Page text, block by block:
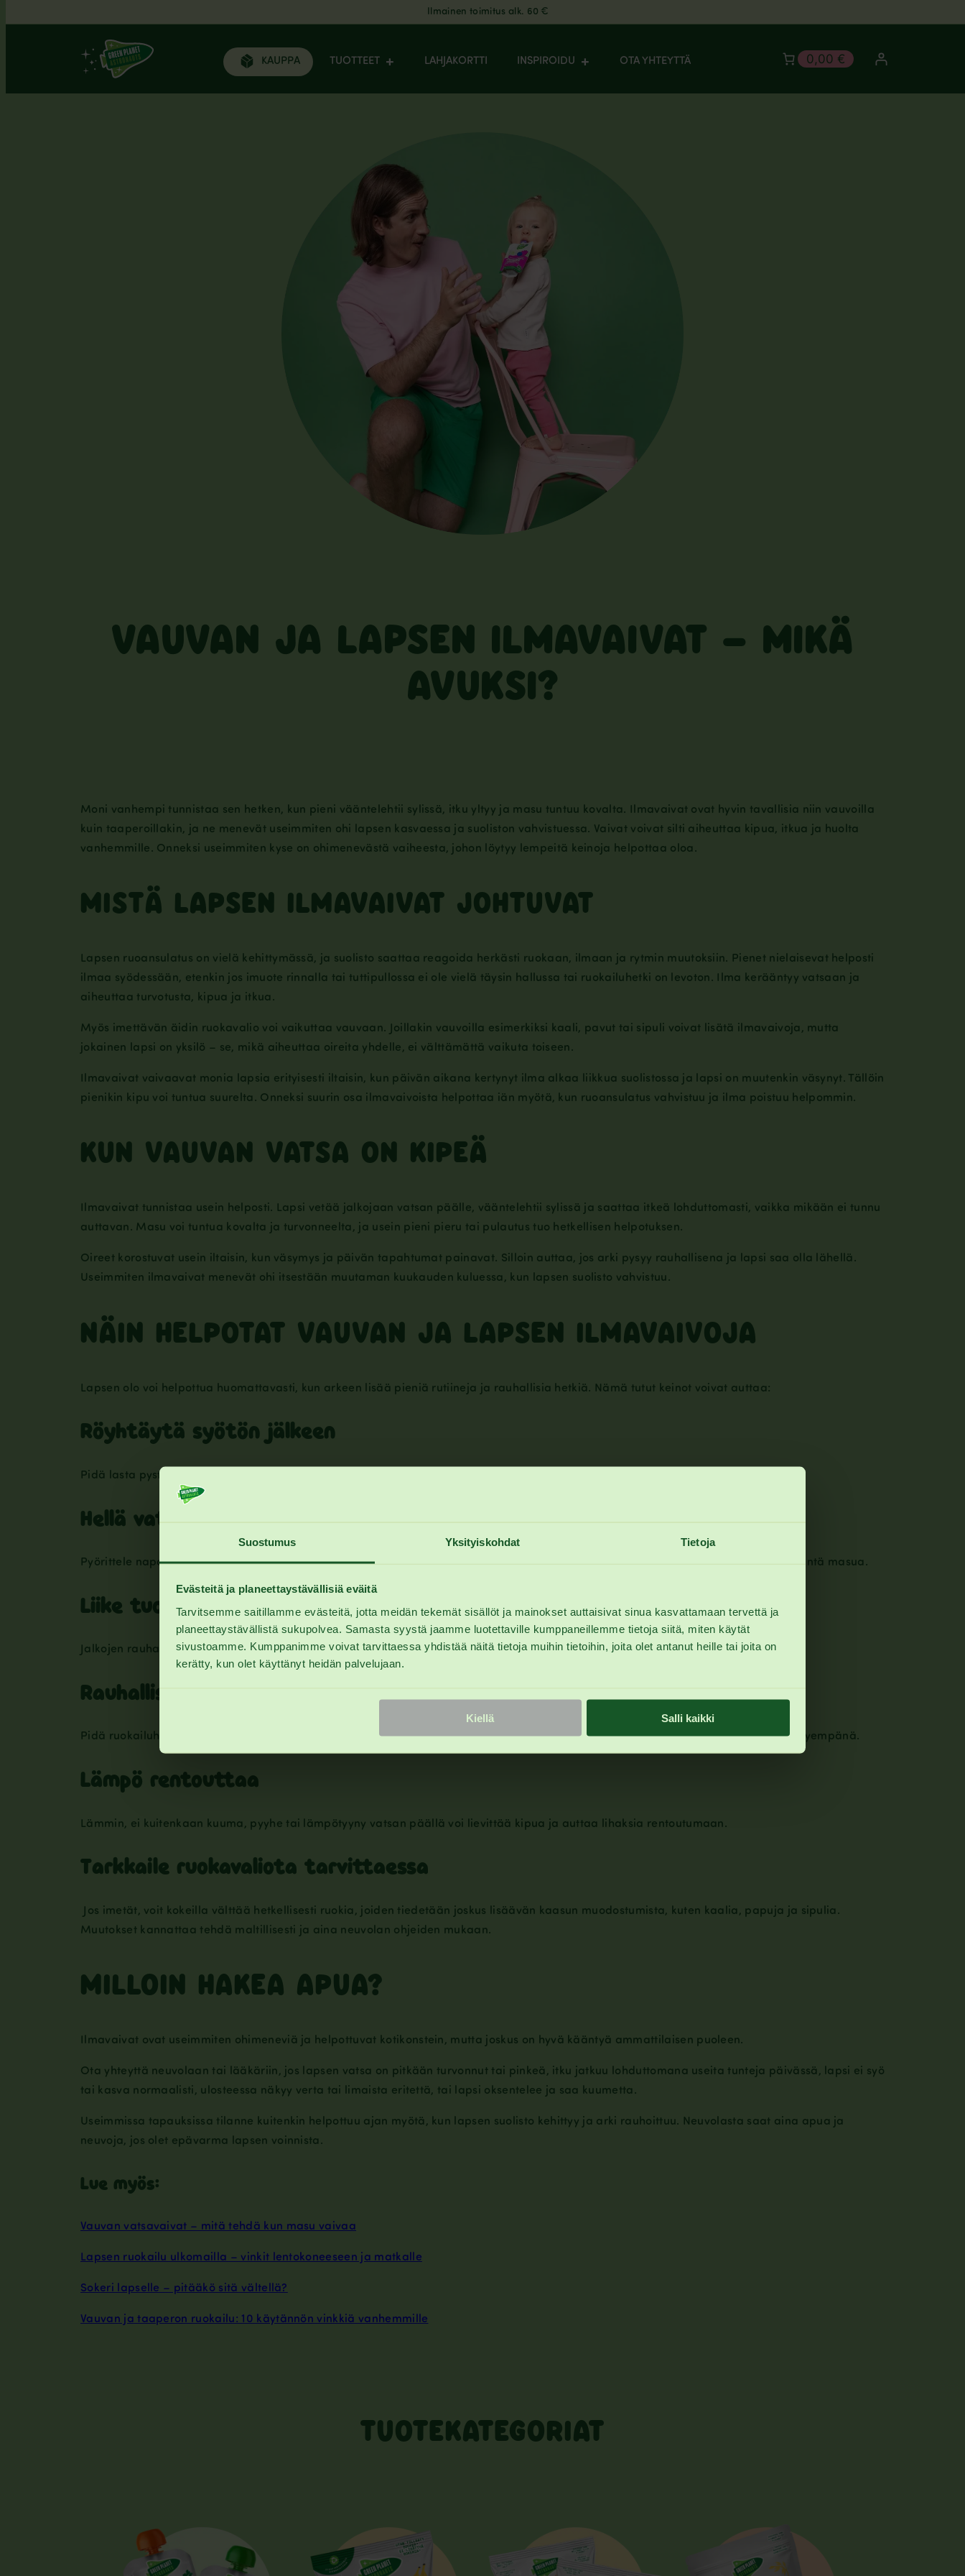
Suostumus Yksityiskohdat Tietoja
Evästeitä ja planeettaystävällisiä eväitä
Tarvitsemme saitillamme evästeitä, jotta meidän tekemät sisällöt ja mainokset auttaisivat sinua kasvattamaan tervettä ja
planeettaystävällistä sukupolvea. Samasta syystä jaamme luotettaville kumppaneillemme tietoja siitä, miten käytät
sivustoamme. Kumppanimme voivat tarvittaessa yhdistää näitä tietoja muihin tietoihin, joita olet antanut heille tai joita on
kerätty, kun olet käyttänyt heidän palvelujaan.
Kiellä Salli kaikki
Ilmainen toimitus alk. 60 €
KAUPPA TUOTTEET LAHJAKORTTI INSPIROIDU OTA YHTEYTTÄ 0,00 €
VAUVAN JA LAPSEN ILMAVAIVAT – MIKÄ
AVUKSI?
Moni vanhempi tunnistaa sen hetken, kun pieni vääntelehtii sylissä, itku yltyy ja masu tuntuu kovalta. Ilmavaivat ovat hyvin tavallisia niin vauvoilla
kuin taaperoillakin, ja ne menevät useimmiten ohi lapsen kasvaessa ja suoliston vahvistuessa. Vaivat voivat silti aiheuttaa kipua, itkua ja huolta
vanhemmille. Onneksi useimmiten kyse on ohimenevästä vaiheesta, johon löytyy lempeitä keinoja helpottaa oloa.
MISTÄ LAPSEN ILMAVAIVAT JOHTUVAT
Lapsen ruoansulatus on vielä kehittymässä, ja suolisto saattaa reagoida herkästi ruokaan, ilmaan ja rytmin muutoksiin. Pienet nielaisevat helposti
ilmaa syödessään, etenkin jos imuote rinnalla tai tuttipullossa ei ole vielä täysin hallussa tai ruokailuhetki on levoton. Ilma kerääntyy vatsaan ja
aiheuttaa turvotusta, kipua ja itkua.
Myös imettävän äidin ruokavalio voi vaikuttaa vauvaan. Joillakin vauvoilla esimerkiksi kaali, pavut tai sipuli voivat lisätä ilmavaivoja, mutta
jokainen lapsi on yksilö – se, mikä aiheuttaa oireita yhdelle, ei välttämättä vaikuta toiseen.
Ilmavaivat vaivaavat monia lapsia erityisesti iltaisin, kun päivän aikana kertynyt ilma alkaa liikkua suolistossa ja lapsi on muutenkin väsynyt. Tällöin
pienikin kipu voi tuntua suurelta. Onneksi suurin osa ilmavaivoista helpottaa iän myötä, kun ruoansulatus vahvistuu ja ilma poistuu helpommin.
KUN VAUVAN VATSA ON KIPEÄ
Ilmavaivat tunnistaa usein helposti. Lapsi vetää jalkojaan vatsan päälle, vääntelehtii sylissä ja saattaa itkeä lohduttomasti, vaikka mikään ei tunnu
auttavan. Masu voi tuntua kovalta ja turvonneelta, ja usein pieni pieru tai pulautus tuo hetkellisen helpotuksen.
Oireet korostuvat usein iltaisin, kun väsymys ja päivän tapahtumat painavat. Silloin auttaa, jos arki pysyy rauhallisena ja lapsi saa olla lähellä.
Useimmiten ilmavaivat menevät ohi itsestään muutaman kuukauden kuluessa, kun lapsen suolisto vahvistuu.
NÄIN HELPOTAT VAUVAN JA LAPSEN ILMAVAIVOJA
Lapsen olo voi helpottua huomattavasti, kun arkeen lisää pieniä rutiineja ja rauhallisia hetkiä. Nämä tutut keinot voivat auttaa:
Röyhtäytä syötön jälkeen
Pidä lasta pystyasennossa ja taputtele varovasti selkää. Kun ilma pääsee pois, se ei jää aiheuttamaan kipua.
Hellä vatsahieronta
Pyörittele napaa ympäröivää aluetta myötäpäivään muutaman minuutin ajan. Hieronta auttaa kaasujen liikkumista ja rentouttaa pientä masua.
Liike tuo helpotusta
Jalkojen rauhallinen “pyöräilyliike” voi auttaa suolta toimimaan ja lievittää turvotusta.
Rauhalliset ruokailuhetket
Pidä ruokailuhetket kiireettöminä ja häiriöttöminä. Kun vauva tai taapero syö rauhassa, hän nielee vähemmän ilmaa ja olo pysyy kevyempänä.
Lämpö rentouttaa
Lämmin, ei kuitenkaan kuuma, pyyhe tai lämpötyyny vatsan päällä voi lievittää kipua ja auttaa lihaksia rentoutumaan.
Tarkkaile ruokavaliota tarvittaessa
Jos imetät, voit kokeilla välttää hetkellisesti ruokia, joiden tiedetään joskus lisäävän kaasun muodostumista, kuten kaalia, papuja ja sipulia.
Muutokset kannattaa tehdä maltillisesti ja aina neuvolan ohjeiden mukaan.
MILLOIN HAKEA APUA?
Ilmavaivat ovat useimmiten ohimeneviä ja helpottuvat kotikonstein, mutta joskus on hyvä kääntyä ammattilaisen puoleen.
Ota yhteyttä neuvolaan tai lääkäriin, jos lapsen vatsa on pitkään turvonnut tai pinkeä, itku jatkuu lohduttomana useita tunteja päivässä, lapsi ei syö
tai kasva normaalisti, ulosteessa näkyy verta tai limaista eritettä, tai lapsi oksentelee ja saa kuumetta.
Useimmissa tapauksissa tilanne kuitenkin helpottuu ajan myötä, kun lapsen suolisto kehittyy ja arki rauhoittuu. Neuvolasta saat aina apua ja
neuvoja, jos olet epävarma lapsen voinnista.
Lue myös:
Vauvan vatsavaivat – mitä tehdä kun masu vaivaa
Lapsen ruokailu ulkomailla – vinkit lentokoneeseen ja matkalle
Sokeri lapselle – pitääkö sitä vältellä?
Vauvan ja taaperon ruokailu: 10 käytännön vinkkiä vanhemmille
TUOTEKATEGORIAT